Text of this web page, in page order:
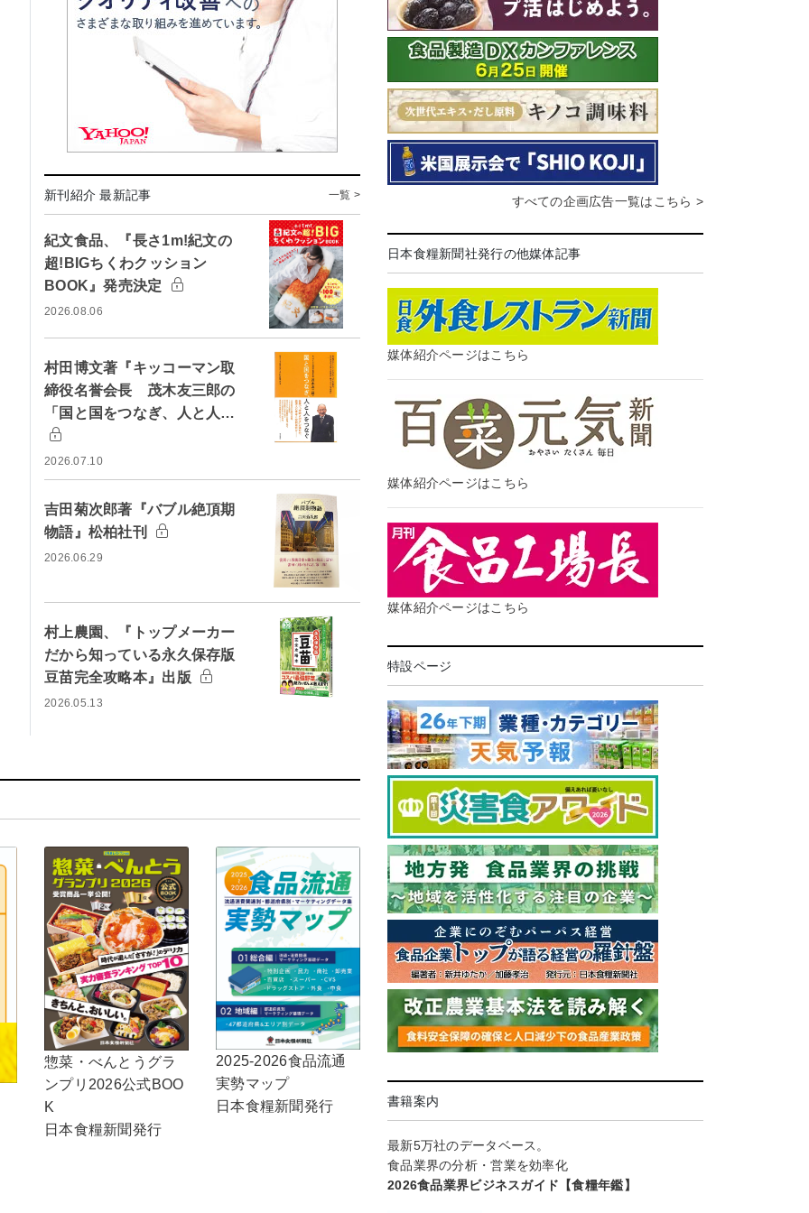
新刊紹介 最新記事 一覧 >
紀文食品、『長さ1m!紀文の
超!BIGちくわクッション
BOOK』発売決定
2026.08.06
村田博文著『キッコーマン取
締役名誉会長 茂木友三郎の
「国と国をつなぎ、人と人…
2026.07.10
吉田菊次郎著『バブル絶頂期
物語』松柏社刊
2026.06.29
村上農園、『トップメーカー
だから知っている永久保存版
豆苗完全攻略本』出版
2026.05.13
惣菜・べんとうグラ
ンプリ2026公式BOO
K
日本食糧新聞発行
2025-2026食品流通
実勢マップ
日本食糧新聞発行
すべての企画広告一覧はこちら >
日本食糧新聞社発行の他媒体記事
媒体紹介ページはこちら
媒体紹介ページはこちら
媒体紹介ページはこちら
特設ページ
書籍案内
最新5万社のデータベース。
食品業界の分析・営業を効率化
2026食品業界ビジネスガイド【食糧年鑑】